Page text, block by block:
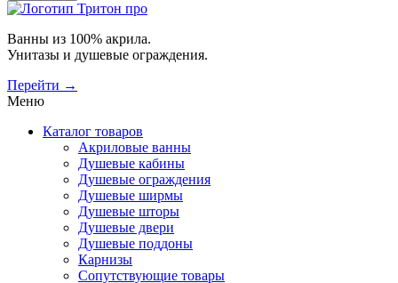
Ванны из 100% акрила.
Унитазы и душевые ограждения.
Перейти →
Меню
Каталог товаров
Акриловые ванны
Душевые кабины
Душевые ограждения
Душевые ширмы
Душевые шторы
Душевые двери
Душевые поддоны
Карнизы
Сопутствующие товары